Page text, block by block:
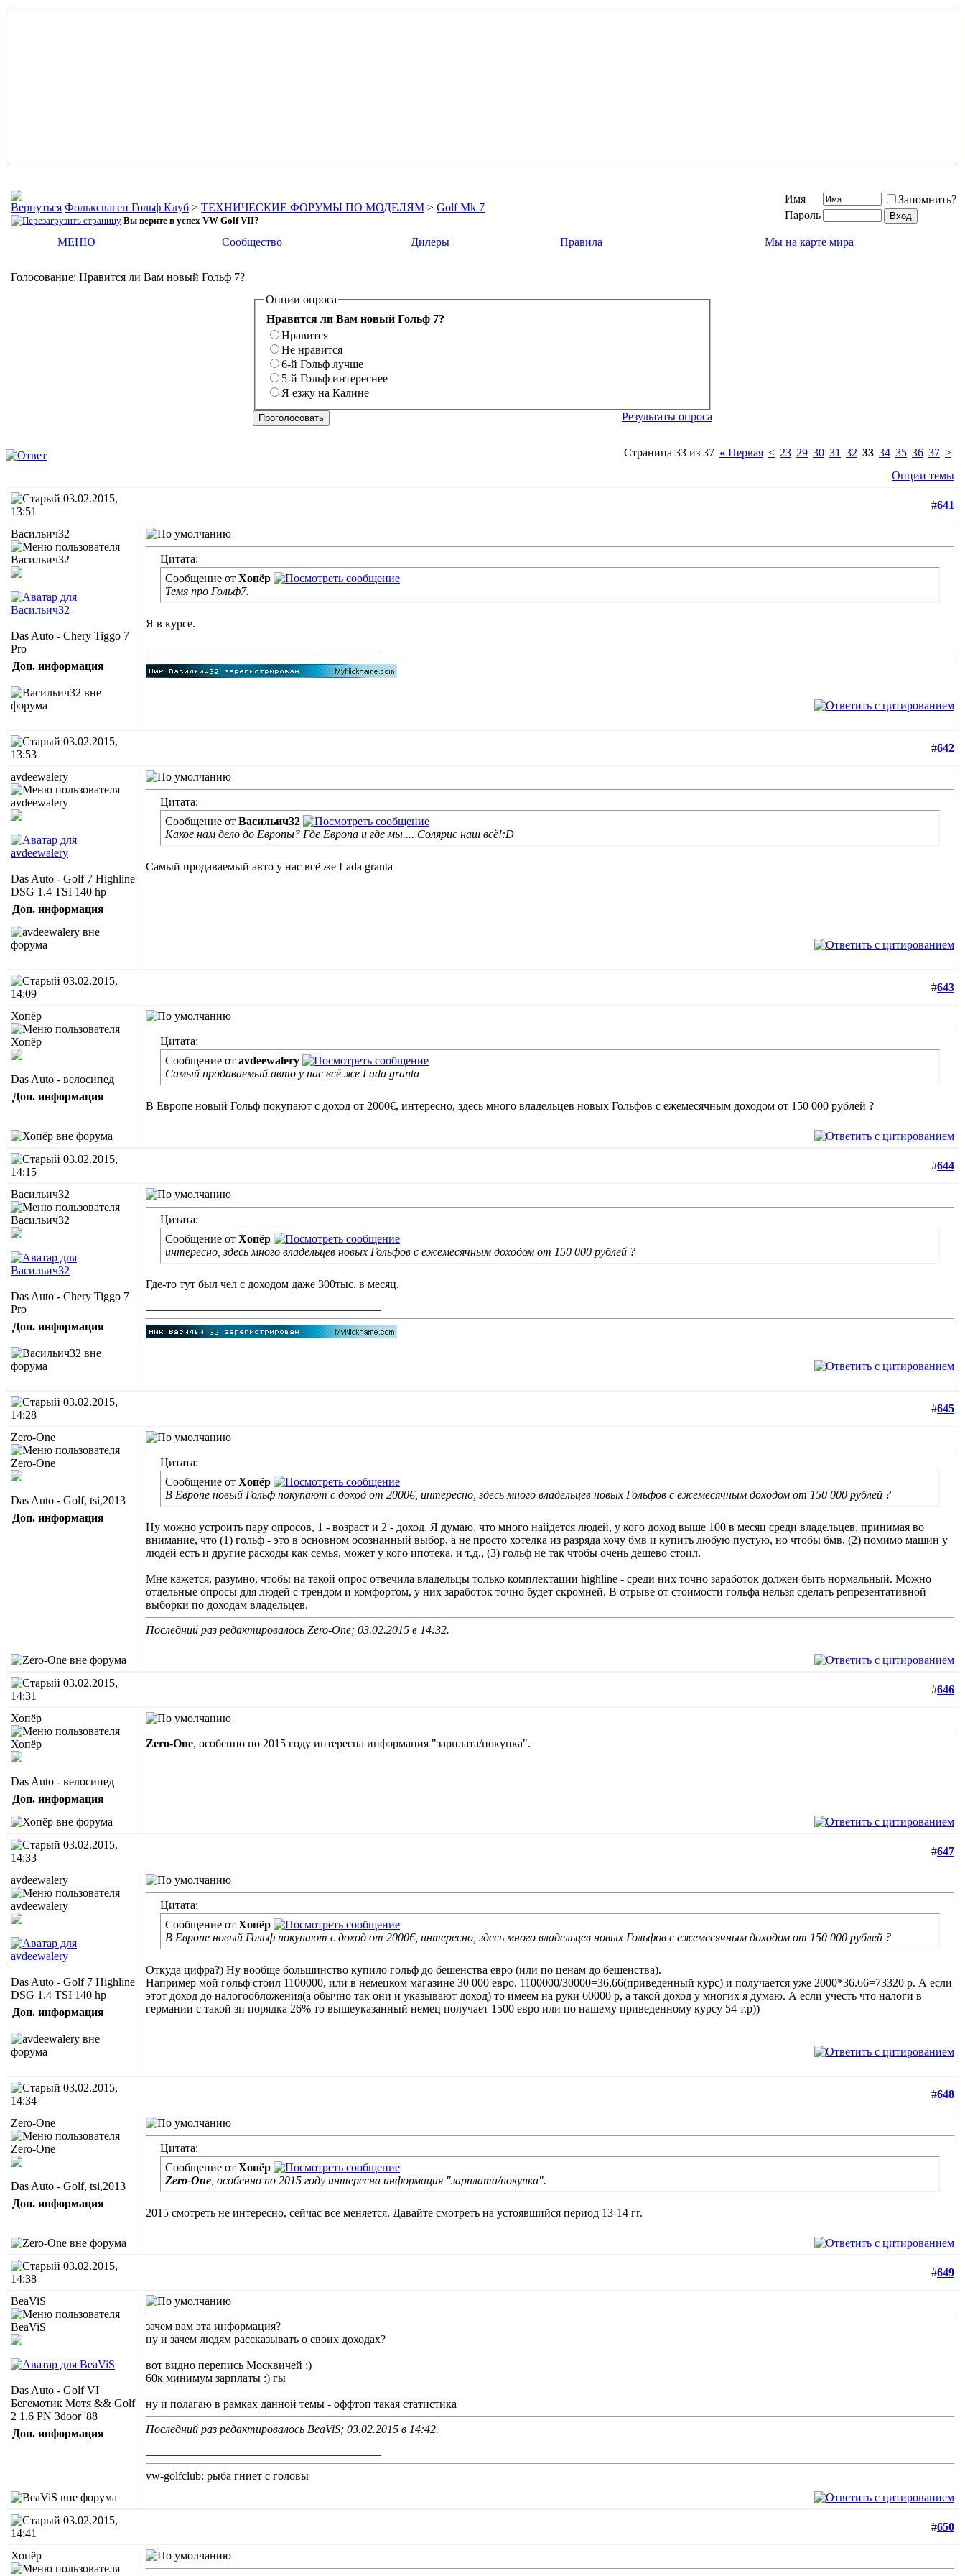
Фольксваген Гольф Клуб > ТЕХНИЧЕСКИЕ ФОРУМЫ ПО МОДЕЛЯМ > Golf Mk 7
Вы верите в успех VW Golf VII?
Имя
Запомнить?
Пароль
МЕНЮ Сообщество Дилеры Правила Мы на карте мира
Голосование: Нравится ли Вам новый Гольф 7?
Опции опроса
Нравится ли Вам новый Гольф 7?
Нравится
Не нравится
6-й Гольф лучше
5-й Гольф интереснее
Я езжу на Калине
Результаты опроса
Страница 33 из 37 « Первая < 23 29 30 31 32 33 34 35 36 37 >
Опции темы
03.02.2015,
13:51
#641
Васильич32
Das Auto - Chery Tiggo 7
Pro
Доп. информация
Цитата:
Сообщение от Хопёр
Темя про Гольф7.
Я в курсе.
03.02.2015,
13:53
#642
avdeewalery
Das Auto - Golf 7 Highline
DSG 1.4 TSI 140 hp
Доп. информация
Цитата:
Сообщение от Васильич32
Какое нам дело до Европы? Где Европа и где мы.... Солярис наш всё!:D
Самый продаваемый авто у нас всё же Lada granta
03.02.2015,
14:09
#643
Хопёр
Das Auto - велосипед
Доп. информация
Цитата:
Сообщение от avdeewalery
Самый продаваемый авто у нас всё же Lada granta
В Европе новый Гольф покупают с доход от 2000€, интересно, здесь много владельцев новых Гольфов с ежемесячным доходом от 150 000 рублей ?
03.02.2015,
14:15
#644
Васильич32
Das Auto - Chery Tiggo 7
Pro
Доп. информация
Цитата:
Сообщение от Хопёр
интересно, здесь много владельцев новых Гольфов с ежемесячным доходом от 150 000 рублей ?
Где-то тут был чел с доходом даже 300тыс. в месяц.
03.02.2015,
14:28
#645
Zero-One
Das Auto - Golf, tsi,2013
Доп. информация
Цитата:
Сообщение от Хопёр
В Европе новый Гольф покупают с доход от 2000€, интересно, здесь много владельцев новых Гольфов с ежемесячным доходом от 150 000 рублей ?
Ну можно устроить пару опросов, 1 - возраст и 2 - доход. Я думаю, что много найдется людей, у кого доход выше 100 в месяц среди владельцев, принимая во
внимание, что (1) гольф - это в основном осознанный выбор, а не просто хотелка из разряда хочу бмв и купить любую пустую, но чтобы бмв, (2) помимо машин у
людей есть и другие расходы как семья, может у кого ипотека, и т.д., (3) гольф не так чтобы очень дешево стоил.
Мне кажется, разумно, чтобы на такой опрос отвечила владельцы только комплектации highline - среди них точно заработок должен быть нормальный. Можно
отдельные опросы для людей с трендом и комфортом, у них заработок точно будет скромней. В отрыве от стоимости гольфа нельзя сделать репрезентативной
выборки по доходам владельцев.
Последний раз редактировалось Zero-One; 03.02.2015 в 14:32.
03.02.2015,
14:31
#646
Хопёр
Das Auto - велосипед
Доп. информация
Zero-One, особенно по 2015 году интересна информация "зарплата/покупка".
03.02.2015,
14:33
#647
avdeewalery
Das Auto - Golf 7 Highline
DSG 1.4 TSI 140 hp
Доп. информация
Цитата:
Сообщение от Хопёр
В Европе новый Гольф покупают с доход от 2000€, интересно, здесь много владельцев новых Гольфов с ежемесячным доходом от 150 000 рублей ?
Откуда цифра?) Ну вообще большинство купило гольф до бешенства евро (или по ценам до бешенства).
Например мой гольф стоил 1100000, или в немецком магазине 30 000 евро. 1100000/30000=36,66(приведенный курс) и получается уже 2000*36.66=73320 р. А если
этот доход до налогообложения(а обычно так они и указывают доход) то имеем на руки 60000 р, а такой доход у многих я думаю. А если учесть что налоги в
германии с такой зп порядка 26% то вышеуказанный немец получает 1500 евро или по нашему приведенному курсу 54 т.р))
03.02.2015,
14:34
#648
Zero-One
Das Auto - Golf, tsi,2013
Доп. информация
Цитата:
Сообщение от Хопёр
Zero-One , особенно по 2015 году интересна информация "зарплата/покупка".
2015 смотреть не интересно, сейчас все меняется. Давайте смотреть на устоявшийся период 13-14 гг.
03.02.2015,
14:38
#649
BeaViS
Das Auto - Golf VI
Бегемотик Мотя && Golf
2 1.6 PN 3door '88
Доп. информация
зачем вам эта информация?
ну и зачем людям рассказывать о своих доходах?
вот видно перепись Москвичей :)
60к минимум зарплаты :) гы
ну и полагаю в рамках данной темы - оффтоп такая статистика
Последний раз редактировалось BeaViS; 03.02.2015 в 14:42.
vw-golfclub: рыба гниет с головы
03.02.2015,
14:41
#650
Хопёр